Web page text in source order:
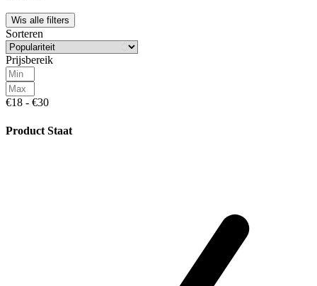
Wis alle filters
Sorteren
Prijsbereik
€18 - €30
Product Staat